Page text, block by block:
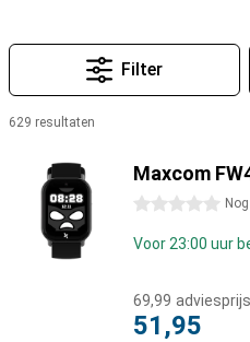
Filter
629 resultaten
Maxcom
0 sterren
Voor 23:00 uur
69,99
51,95